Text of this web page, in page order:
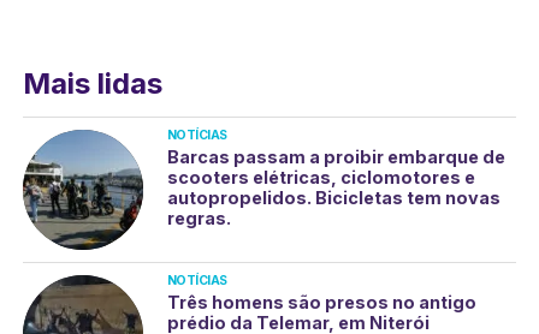
Mais lidas
NOTÍCIAS
Barcas passam a proibir embarque de
scooters elétricas, ciclomotores e
autopropelidos. Bicicletas tem novas
regras.
NOTÍCIAS
Três homens são presos no antigo
prédio da Telemar, em Niterói